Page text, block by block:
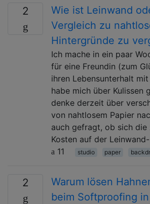
2
Wie ist Leinwand
Vergleich zu
Hintergründe zu
Ich mache in ein paar
für eine Freundin (zum
ihren Lebensunterhalt
habe mich über Kulissen
denke derzeit über
von nahtlosem Papier
auch gefragt, ob sich die
Kosten auf der
11
studio paper
2
Warum lösen
beim Softproofing